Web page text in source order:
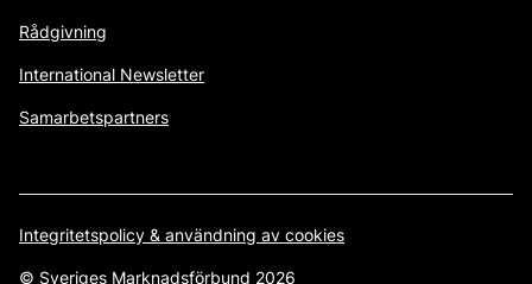
Rådgivning
International Newsletter
Samarbetspartners
© Sveriges Marknadsförbund 2026
Integritetspolicy & användning av cookies